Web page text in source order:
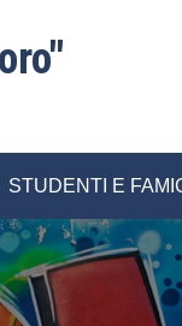
STUDENTI E